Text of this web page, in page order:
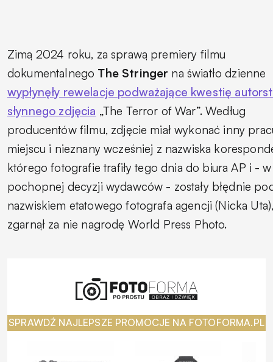
Zimą 2024 roku, za sprawą premiery filmu
dokumentalnego The Stringer na światło dzienne
wypłynęły rewelacje podważające kwestię
słynnego zdjęcia „The Terror of War”. Według
producentów filmu, zdjęcie miał wykonać inny
miejscu i nieznany wcześniej z nazwiska
którego fotografie trafiły tego dnia do biura AP i -
pochopnej decyzji wydawców - zostały błędnie
nazwiskiem etatowego fotografa agencji (Nicka
zgarnął za nie nagrodę World Press Photo.
SPRAWDŹ NAJLEPSZE PROMOCJE NA FOTOFORMA.PL